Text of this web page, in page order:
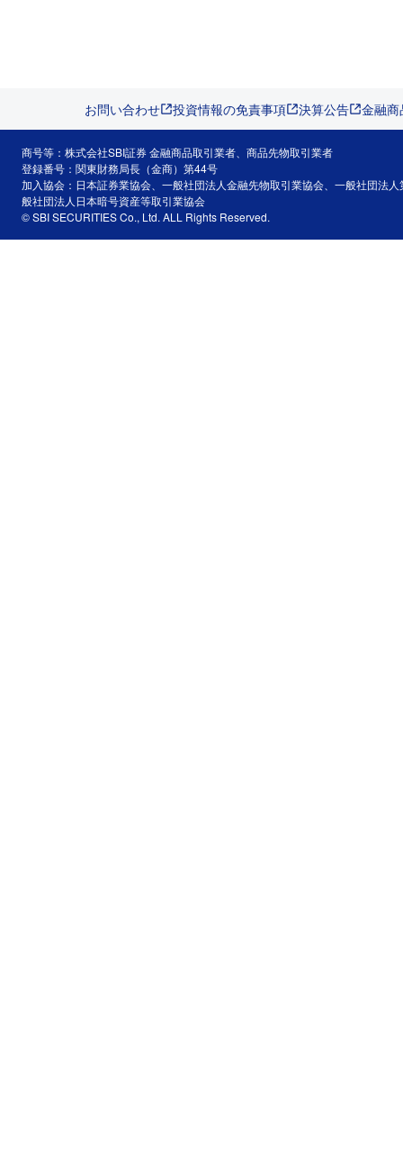
お問い合わせ 投資情報の免責事項 決算公告 金融
商号等：株式会社SBI証券 金融商品取引業者、商品先物取引業者
登録番号：関東財務局長（金商）第44号
加入協会：日本証券業協会、一般社団法人金融先物取引業協会、一般社団法
般社団法人日本暗号資産等取引業協会
© SBI SECURITIES Co., Ltd. ALL Rights Reserved.